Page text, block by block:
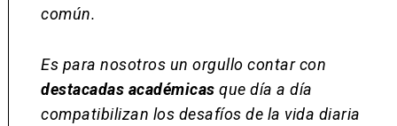
común.
Es para nosotros un orgullo contar con
destacadas académicas que día a día
compatibilizan los desafíos de la vida diaria